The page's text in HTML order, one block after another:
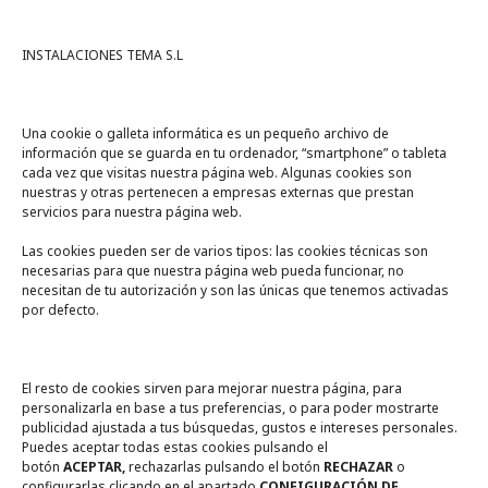
INSTALACIONES TEMA S.L
Una cookie o galleta informática es un pequeño archivo de
información que se guarda en tu ordenador, “smartphone” o tableta
cada vez que visitas nuestra página web. Algunas cookies son
nuestras y otras pertenecen a empresas externas que prestan
servicios para nuestra página web.
Las cookies pueden ser de varios tipos: las cookies técnicas son
necesarias para que nuestra página web pueda funcionar, no
necesitan de tu autorización y son las únicas que tenemos activadas
por defecto.
El resto de cookies sirven para mejorar nuestra página, para
personalizarla en base a tus preferencias, o para poder mostrarte
publicidad ajustada a tus búsquedas, gustos e intereses personales.
Puedes aceptar todas estas cookies pulsando el
botón ACEPTAR,rechazarlas pulsando el botón RECHAZARo
A un click
Tienda online Legal
Política de privacidad
Política de Cookies